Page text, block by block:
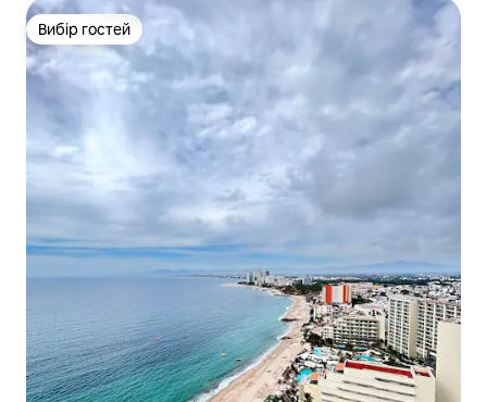
Вибір гостей
Вибір гостей